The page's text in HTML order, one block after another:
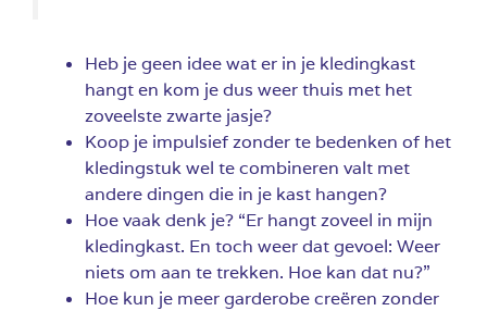
Heb je geen idee wat er in je kledingkast
hangt en kom je dus weer thuis met het
zoveelste zwarte jasje?
Koop je impulsief zonder te bedenken of het
kledingstuk wel te combineren valt met
andere dingen die in je kast hangen?
Hoe vaak denk je? “Er hangt zoveel in mijn
kledingkast. En toch weer dat gevoel: Weer
niets om aan te trekken. Hoe kan dat nu?”
Hoe kun je meer garderobe creëren zonder